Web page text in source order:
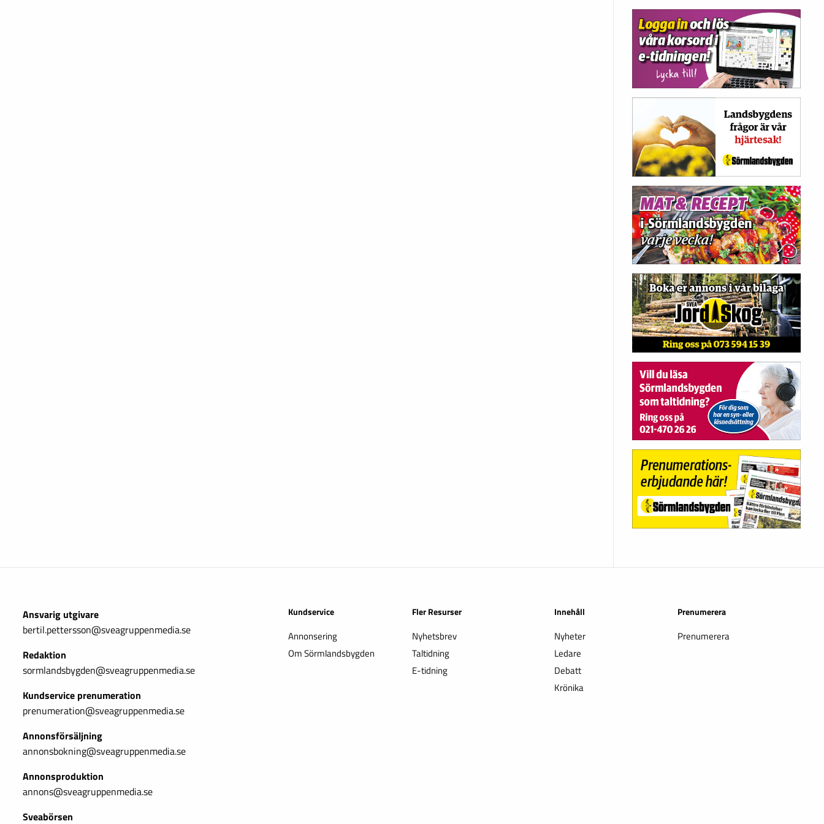
Ansvarig utgivare
bertil.pettersson@sveagruppenmedia.se
Redaktion
sormlandsbygden@sveagruppenmedia.se
Kundservice prenumeration
prenumeration@sveagruppenmedia.se
Annonsförsäljning
annonsbokning@sveagruppenmedia.se
Annonsproduktion
annons@sveagruppenmedia.se
Sveabörsen
Kundservice
Annonsering
Om Sörmlandsbygden
Fler Resurser
Nyhetsbrev
Taltidning
E-tidning
Innehåll
Nyheter
Ledare
Debatt
Krönika
Prenumerera
Prenumerera